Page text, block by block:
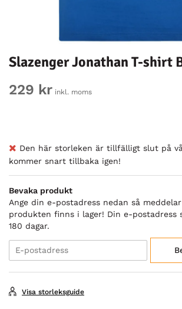
Slazenger Jonathan T-shirt
229 kr inkl. moms
Den här storleken är tillfälligt slut på
kommer snart tillbaka igen!
Bevaka produkt
Ange din e-postadress nedan så
produkten finns i lager! Din e-postadress
180 dagar.
Visa storleksguide